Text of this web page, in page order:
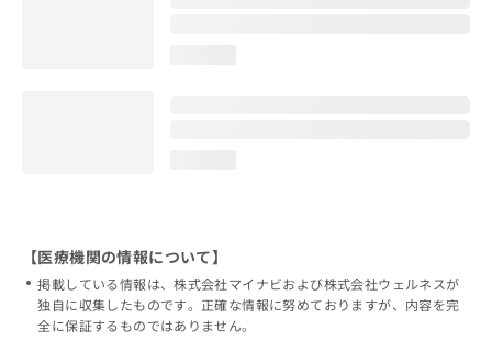
【医療機関の情報について】
掲載している情報は、株式会社マイナビおよび株式会社ウェルネスが
独自に収集したものです。正確な情報に努めておりますが、内容を完
全に保証するものではありません。